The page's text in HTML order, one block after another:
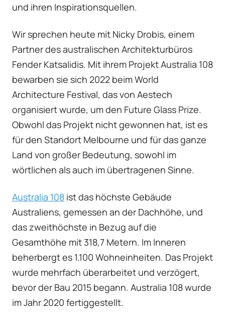
und ihren Inspirationsquellen.
Wir sprechen heute mit Nicky Drobis, einem
Partner des australischen Architekturbüros
Fender Katsalidis. Mit ihrem Projekt Australia 108
bewarben sie sich 2022 beim World
Architecture Festival, das von Aestech
organisiert wurde, um den Future Glass Prize.
Obwohl das Projekt nicht gewonnen hat, ist es
für den Standort Melbourne und für das ganze
Land von großer Bedeutung, sowohl im
wörtlichen als auch im übertragenen Sinne.
Australia 108 ist das höchste Gebäude
Australiens, gemessen an der Dachhöhe, und
das zweithöchste in Bezug auf die
Gesamthöhe mit 318,7 Metern. Im Inneren
beherbergt es 1.100 Wohneinheiten. Das Projekt
wurde mehrfach überarbeitet und verzögert,
bevor der Bau 2015 begann. Australia 108 wurde
im Jahr 2020 fertiggestellt.